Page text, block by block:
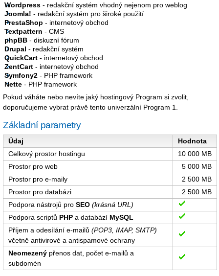
Wordpress- redakční systém vhodný nejenom pro weblog
Joomla! - redakční systém pro široké použití
PrestaShop - internetový obchod
Textpattern - CMS
phpBB- diskuzní fórum
Drupal - redakční systém
QuickCart- internetový obchod
ZentCart- internetový obchod
Symfony2- PHP framework
Nette- PHP framework
Pokud váháte nebo nevíte jaký hostingový Program si zvolit,
doporučujeme vybrat právě tento univerzální Program 1.
Základní parametry
Údaj
Hodnota
Celkový prostor hostingu
10 000 MB
Prostor pro web
5 000 MB
Prostor pro e-maily
2 500 MB
Prostor pro databázi
2 500 MB
Podpora nástrojů pro SEO (krásná URL)
Podpora scriptů PHP a databází MySQL
Příjem a odesílání e-mailů (POP3, IMAP, SMTP)
včetně antivirové a antispamové ochrany
Neomezený přenos dat, počet e-mailů a
subdomén